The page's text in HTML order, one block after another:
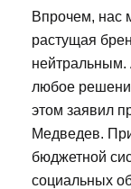
Впрочем, нас
растущая
нейтральным.
любое
этом заявил
Медведев.
бюджетной
социальных